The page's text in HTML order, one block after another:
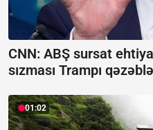
CNN: ABŞ sursat
sızması Trampı
01:02